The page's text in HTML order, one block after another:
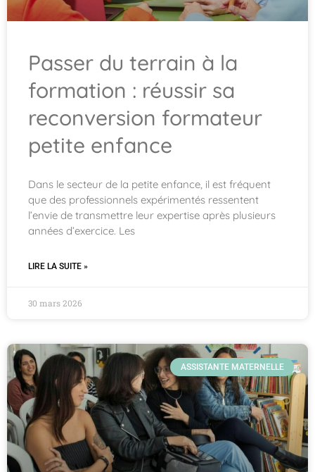
Passer du terrain à la
formation : réussir sa
reconversion formateur
petite enfance
Dans le secteur de la petite enfance, il est fréquent
que des professionnels expérimentés ressentent
l’envie de transmettre leur expertise après plusieurs
années d’exercice. Les
LIRE LA SUITE »
30 mars 2026
ASSISTANTE MATERNELLE